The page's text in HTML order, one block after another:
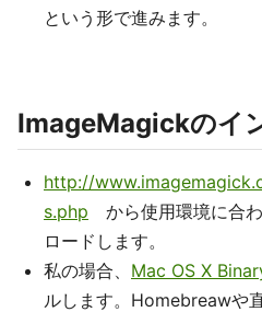
という形で進みます。
ImageMagickのイ
http://
s.php から使用環境に合
ロードします。
私の場合、 Mac OS X
ルします。Homebreawや